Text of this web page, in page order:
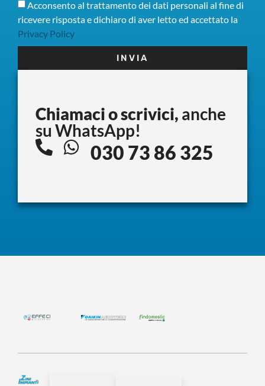
Acconsento al trattamento dei dati personali al fine di
ricevere risposta e dichiaro di aver letto ed accettato la
Privacy Policy
INVIA
Chiamaci o scrivici, anche
su WhatsApp!
030 73 86 325